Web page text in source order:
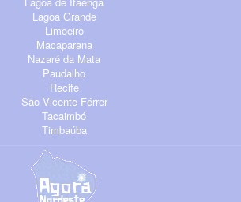
Lagoa Grande
Limoeiro
Macaparana
Nazaré da Mata
Paudalho
Recife
São Vicente Férrer
Tacaimbó
Timbaúba